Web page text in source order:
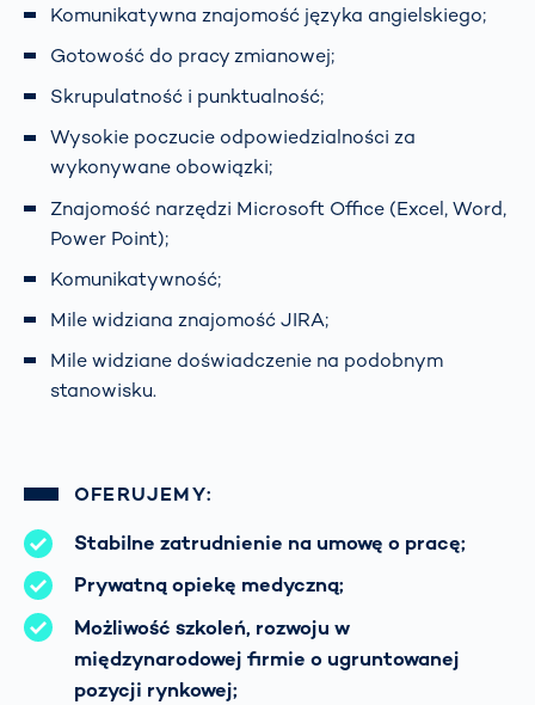
Komunikatywna znajomość języka angielskiego;
Gotowość do pracy zmianowej;
Skrupulatność i punktualność;
Wysokie poczucie odpowiedzialności za
wykonywane obowiązki;
Znajomość narzędzi Microsoft Office (Excel, Word,
Power Point);
Komunikatywność;
Mile widziana znajomość JIRA;
Mile widziane doświadczenie na podobnym
stanowisku.
OFERUJEMY:
Stabilne zatrudnienie na umowę o pracę;
Prywatną opiekę medyczną;
Możliwość szkoleń, rozwoju w
międzynarodowej firmie o ugruntowanej
pozycji rynkowej;